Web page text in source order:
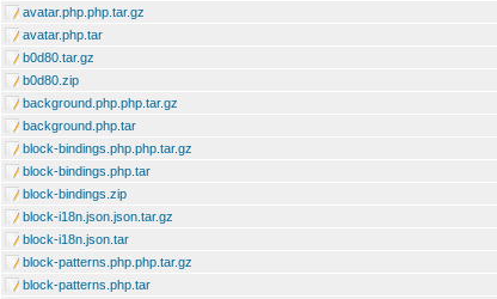
avatar.php.php.tar.gz
avatar.php.tar
b0d80.tar.gz
b0d80.zip
background.php.php.tar.gz
background.php.tar
block-bindings.php.php.tar.gz
block-bindings.php.tar
block-bindings.zip
block-i18n.json.json.tar.gz
block-i18n.json.tar
block-patterns.php.php.tar.gz
block-patterns.php.tar